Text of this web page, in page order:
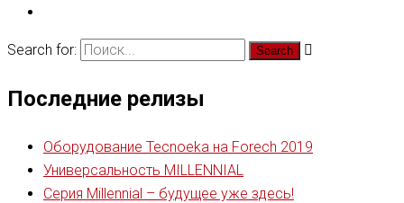
Search for:
Последние релизы
Оборудование Tecnoeka на Forech 2019
Универсальность MILLENNIAL
Серия Millennial – будущее уже здесь!